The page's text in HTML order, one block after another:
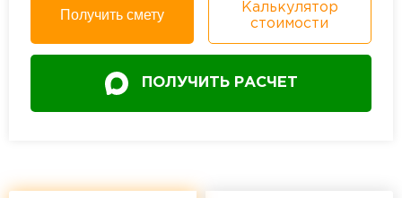
Получить смету
Калькулятор
стоимости
ПОЛУЧИТЬ РАСЧЕТ